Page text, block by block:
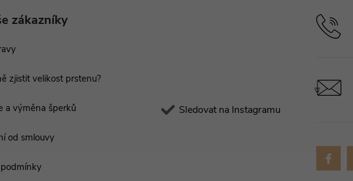
zákazníky
zjistit velikost prstenu?
a výměna šperků
od smlouvy
Sledovat na Instagramu